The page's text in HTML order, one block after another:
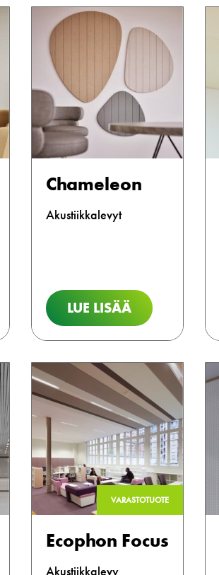
Chameleon
Akustiikkalevyt
LUE LISÄÄ
VARASTOTUOTE
Ecophon Focus
Akustiikkalevy